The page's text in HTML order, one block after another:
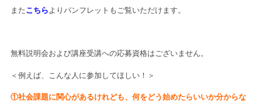
またこちらよりパンフレットもご覧いただけます。
無料説明会および講座受講への応募資格はございません。
＜例えば、こんな人に参加してほしい！＞
①社会課題に関心があるけれども、何をどう始めたらいいか分からな